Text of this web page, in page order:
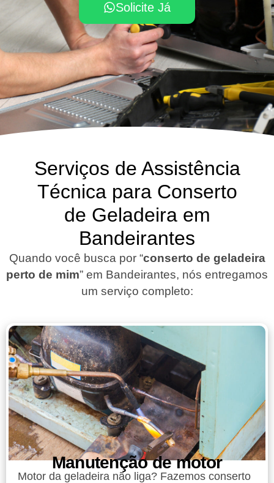
Solicite Já
Serviços de Assistência
Técnica para Conserto
de Geladeira em
Bandeirantes
Quando você busca por “conserto de geladeira
perto de mim” em Bandeirantes, nós entregamos
um serviço completo:
Manutenção de motor
Motor da geladeira não liga? Fazemos conserto